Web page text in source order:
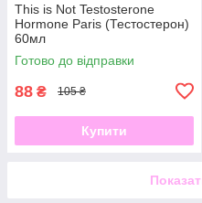
This is Not Testosterone
Hormone Paris (Тестостерон)
60мл
Готово до відправки
88 ₴ 105 ₴
Купити